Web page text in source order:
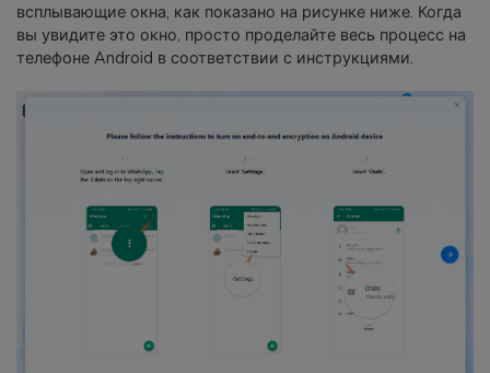
всплывающие окна, как показано на рисунке ниже. Когда
вы увидите это окно, просто проделайте весь процесс на
телефоне Android в соответствии с инструкциями.